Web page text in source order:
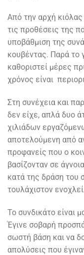
Από την αρχή κιόλας
τις προθέσεις της
υποβάθμιση της
κουβέντας. Παρά το
καθοριστεί μέρες
χρόνος είναι
Στη συνέχεια και
δεν είχε, απλά δυο
χιλιάδων
αποτελούμενη από
προφανείς που ο
βασίζονταν σε
κατά της δράση του
τουλάχιστον
Το συνδικάτο είναι
Έγινε σοβαρή
σωστή βάση και να
απολύσεις που